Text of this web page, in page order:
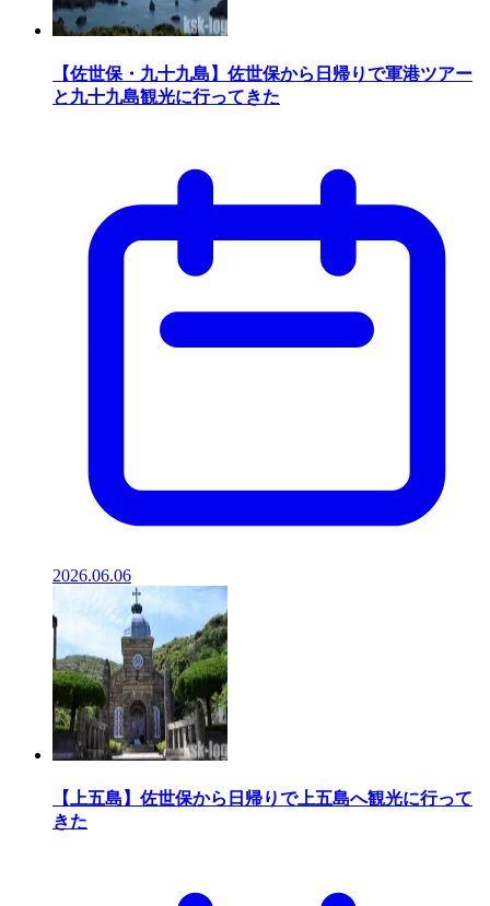
【佐世保・九十九島】佐世保から日帰りで軍港ツアー
と九十九島観光に行ってきた
2026.06.06
【上五島】佐世保から日帰りで上五島へ観光に行って
きた